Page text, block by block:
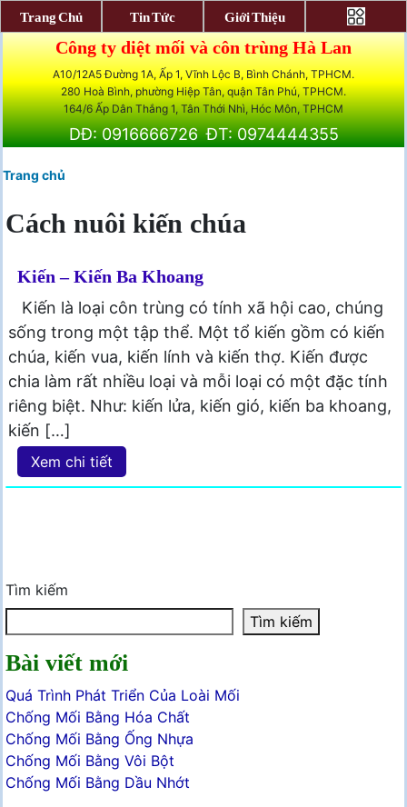
Công ty diệt mối và côn trùng Hà Lan
A10/12A5 Đường 1A, Ấp 1, Vĩnh Lộc B, Bình Chánh, TPHCM.
280 Hoà Bình, phường Hiệp Tân, quận Tân Phú, TPHCM.
164/6 Ấp Dân Thắng 1, Tân Thới Nhì, Hóc Môn, TPHCM
DĐ: 0916666726 ĐT: 0974444355
Trang chủ
Cách nuôi kiến chúa
Kiến – Kiến Ba Khoang
Kiến là loại côn trùng có tính xã hội cao, chúng
sống trong một tập thể. Một tổ kiến gồm có kiến
chúa, kiến vua, kiến lính và kiến thợ. Kiến được
chia làm rất nhiều loại và mỗi loại có một đặc tính
riêng biệt. Như: kiến lửa, kiến gió, kiến ba khoang,
kiến […]
Xem chi tiết
Tìm kiếm
Tìm kiếm
Bài viết mới
Quá Trình Phát Triển Của Loài Mối
Chống Mối Bằng Hóa Chất
Chống Mối Bằng Ống Nhựa
Chống Mối Bằng Vôi Bột
Chống Mối Bằng Dầu Nhớt
Trang Chủ Tin Tức Giới Thiệu